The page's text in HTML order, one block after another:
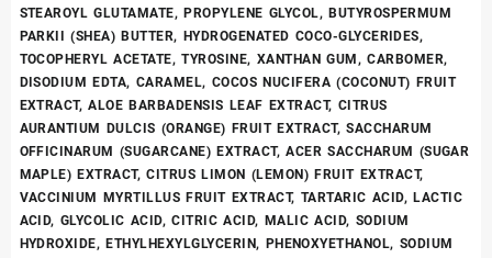
STEAROYL GLUTAMATE, PROPYLENE GLYCOL, BUTYROSPERMUM
PARKII (SHEA) BUTTER, HYDROGENATED COCO-GLYCERIDES,
TOCOPHERYL ACETATE, TYROSINE, XANTHAN GUM, CARBOMER,
DISODIUM EDTA, CARAMEL, COCOS NUCIFERA (COCONUT) FRUIT
EXTRACT, ALOE BARBADENSIS LEAF EXTRACT, CITRUS
AURANTIUM DULCIS (ORANGE) FRUIT EXTRACT, SACCHARUM
OFFICINARUM (SUGARCANE) EXTRACT, ACER SACCHARUM (SUGAR
MAPLE) EXTRACT, CITRUS LIMON (LEMON) FRUIT EXTRACT,
VACCINIUM MYRTILLUS FRUIT EXTRACT, TARTARIC ACID, LACTIC
ACID, GLYCOLIC ACID, CITRIC ACID, MALIC ACID, SODIUM
HYDROXIDE, ETHYLHEXYLGLYCERIN, PHENOXYETHANOL, SODIUM